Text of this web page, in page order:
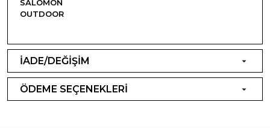
SALOMON
OUTDOOR
İADE/DEĞİŞİM
ÖDEME SEÇENEKLERİ